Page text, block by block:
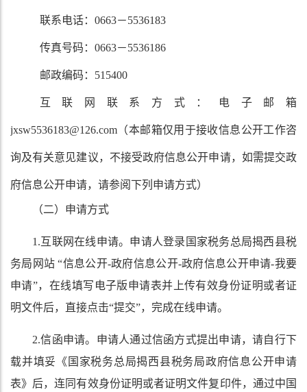
联系电话：0663－5536183
传真号码：0663－5536186
邮政编码： 515400
互联网联系方式：电子邮箱
jxsw5536183@126.com （本邮箱仅用于接收信息公开工作咨
询及有关意见建议，不接受政府信息公开申请，如需提交政
府信息公开申请，请参阅下列申请方式）
（二）申请方式
1.互联网在线申请。申请人登录国家税务总局揭西县税
务局网站 “信息公开-政府信息公开-政府信息公开申请-我要
申请”，在线填写电子版申请表并上传有效身份证明或者证
明文件后，直接点击“提交”，完成在线申请。
2.信函申请。申请人通过信函方式提出申请，请自行下
载并填妥《国家税务总局揭西县税务局政府信息公开申请
表》后，连同有效身份证明或者证明文件复印件，通过中国